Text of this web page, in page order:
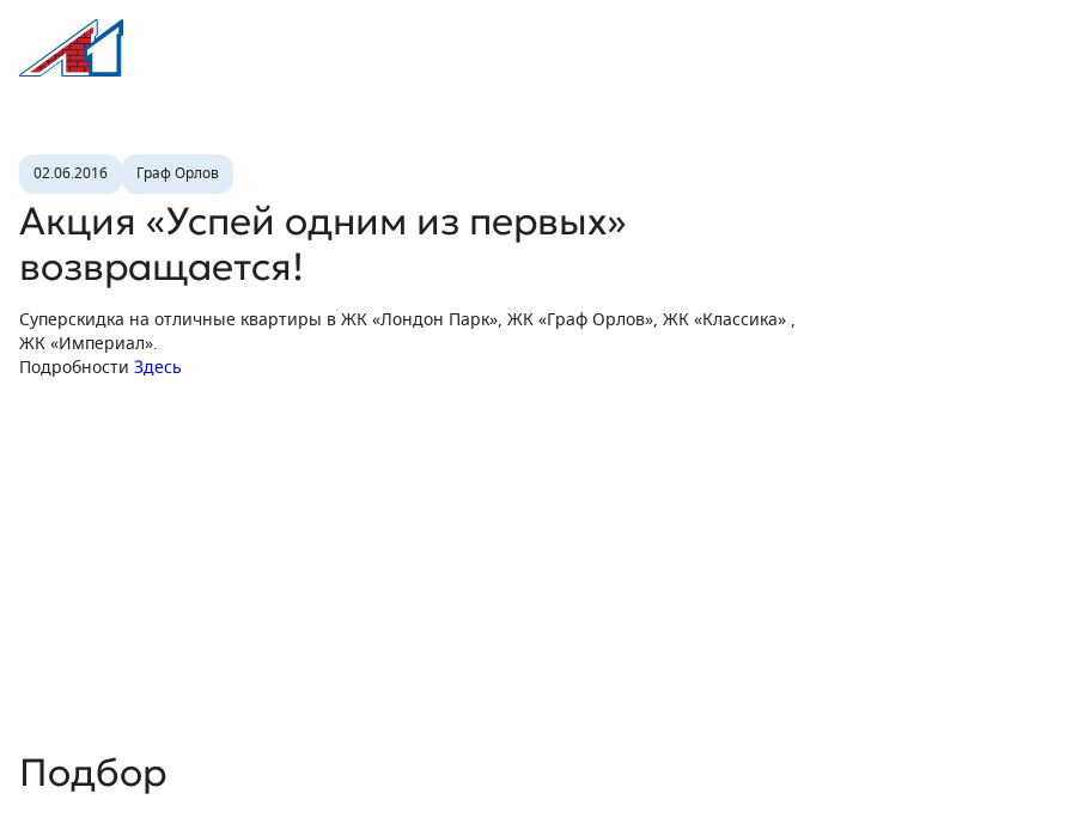
Л1 Строительная компания №1
Новость
02.06.2016 Граф Орлов
Акция «Успей одним из первых»
возвращается!
Суперскидка на отличные квартиры в ЖК «Лондон Парк», ЖК «Граф Орлов», ЖК «Классика» ,
ЖК «Империал».
Подробности Здесь
Подбор